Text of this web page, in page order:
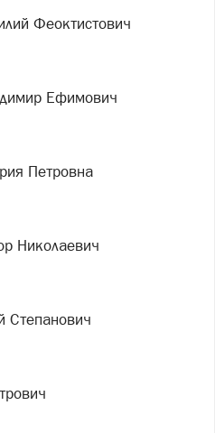
Феоктистович
Ефимович
Петровна
Николаевич
Степанович